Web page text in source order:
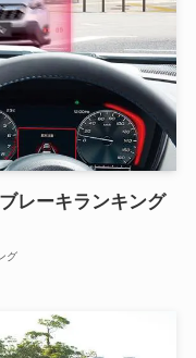
レーキランキング
グ